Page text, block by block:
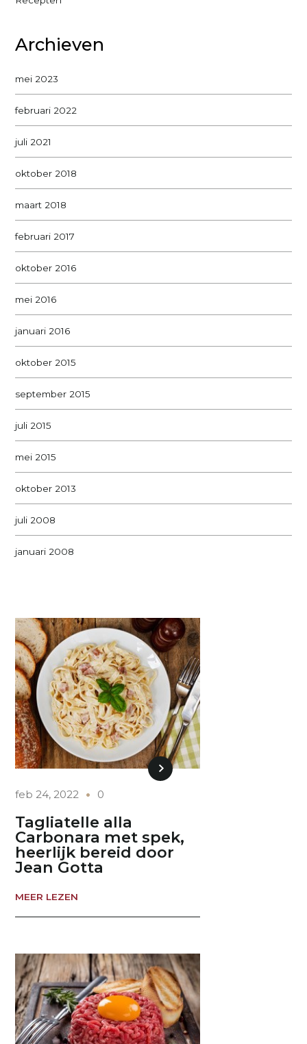
Archieven
mei 2023
februari 2022
juli 2021
oktober 2018
maart 2018
februari 2017
oktober 2016
mei 2016
januari 2016
oktober 2015
september 2015
juli 2015
mei 2015
oktober 2013
juli 2008
januari 2008
feb 24, 2022 0
Tagliatelle alla
Carbonara met spek,
heerlijk bereid door
Jean Gotta
MEER LEZEN